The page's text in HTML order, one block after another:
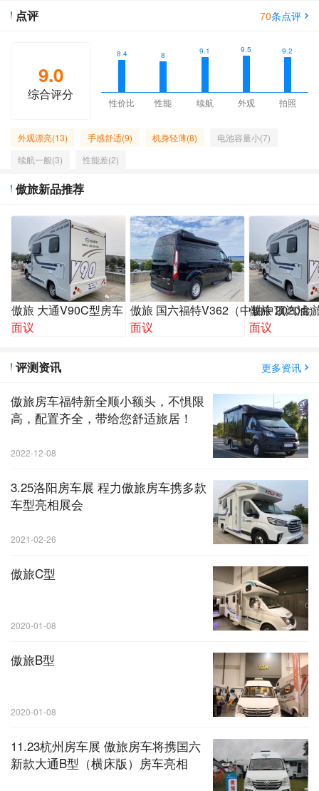
70条点评
点评
9.0
综合评分
8.4
性价比
8
性能
9.1
续航
9.5
外观
9.2
拍照
外观漂亮(13) 手感舒适(9) 机身轻薄(8)
电池容量小(7)
续航一般(3)
性能差(2)
傲旅新品推荐
傲旅 大通V90C型房车
面议
傲旅 国六福特V362（中轴中顶汽油
面议
傲旅 2020金
面议
更多资讯
评测资讯
傲旅房车福特新全顺小额头，不惧限
高，配置齐全，带给您舒适旅居！
2022-12-08
3.25洛阳房车展 程力傲旅房车携多款
车型亮相展会
2021-02-26
傲旅C型
2020-01-08
傲旅B型
2020-01-08
11.23杭州房车展 傲旅房车将携国六
新款大通B型（横床版）房车亮相